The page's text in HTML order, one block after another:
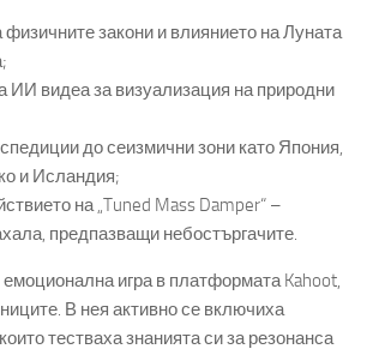
закони и влиянието на Луната
ИИ видеа за визуализация на природни
до сеизмични зони като Япония,
и Исландия;
на „Tuned Mass Damper“ –
предпазващи небостъргачите.
игра в платформата Kahoot,
В нея активно се включиха
тестваха знанията си за резонанса